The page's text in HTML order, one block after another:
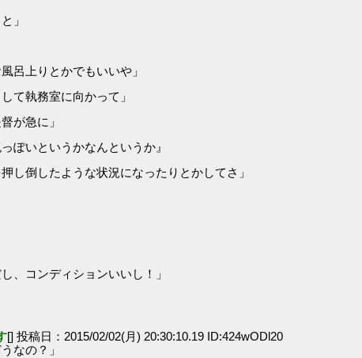
」
呂上りとかでもいいや」
て執務室に向かって」
が急に」
ぽいというかなんというか』
し倒したような状況になったりとかしてさ」
、コンディションいいし！」
[] 投稿日：2015/02/02(月) 20:30:10.19 ID:424wODl20
なの？」